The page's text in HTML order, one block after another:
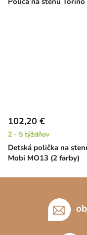
Detská polička na
Mobi MO13 (2 farby)
102,20 €
2 - 5 týždňov